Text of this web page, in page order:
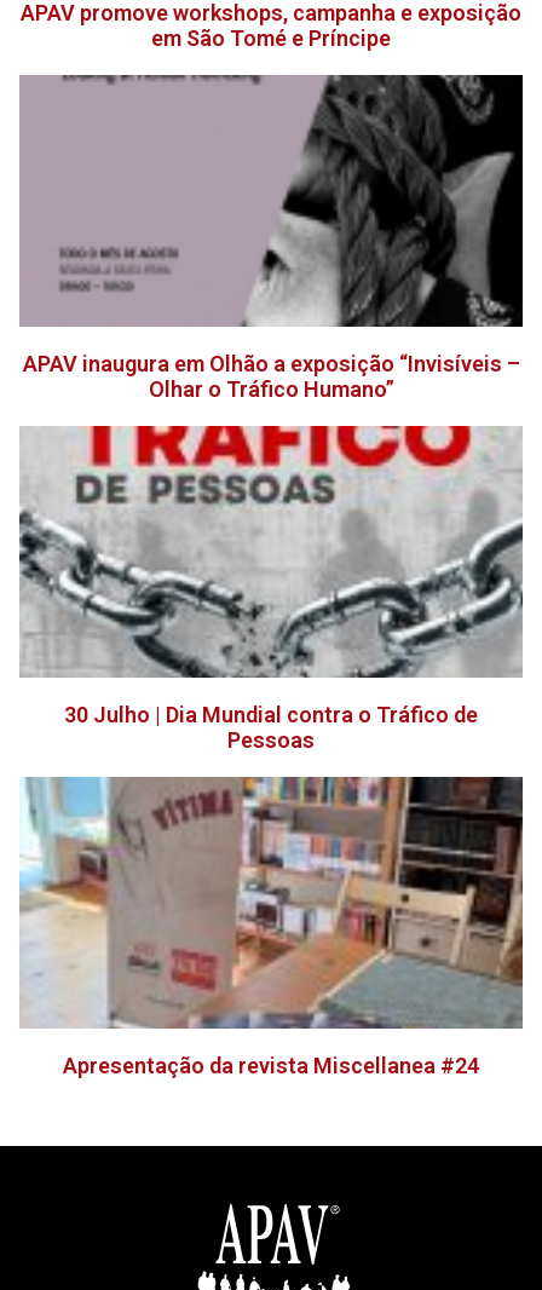
APAV promove workshops, campanha e exposição
em São Tomé e Príncipe
APAV inaugura em Olhão a exposição “Invisíveis –
Olhar o Tráfico Humano”
30 Julho | Dia Mundial contra o Tráfico de
Pessoas
Apresentação da revista Miscellanea #24